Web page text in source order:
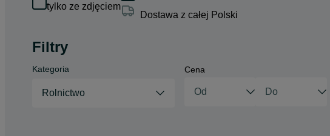
tylko ze zdjęciem
Dostawa z całej Polski
Filtry
Kategoria
Rolnictwo
Cena